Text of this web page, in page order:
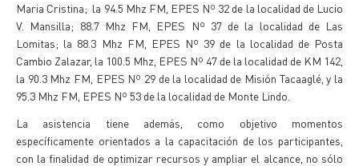
Maria Cristina; la 94.5 Mhz FM, EPES Nº 32 de la localidad de Lucio
V. Mansilla; 88.7 Mhz FM, EPES Nº 37 de la localidad de Las
Lomitas; la 88.3 Mhz FM, EPES Nº 39 de la localidad de Posta
Cambio Zalazar, la 100.5 Mhz, EPES Nº 47 de la localidad de KM 142,
la 90.3 Mhz FM, EPES Nº 29 de la localidad de Misión Tacaaglé, y la
95.3 Mhz FM, EPES Nº 53 de la localidad de Monte Lindo.
La asistencia tiene además, como objetivo momentos
específicamente orientados a la capacitación de los participantes,
con la finalidad de optimizar recursos y ampliar el alcance, no sólo